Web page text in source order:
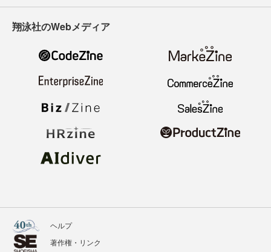
翔泳社のWebメディア
ヘルプ
著作権・リンク